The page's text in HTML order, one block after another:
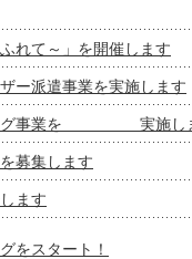
れて～」を開催します
ー派遣事業を実施します
チング事業を 実施し
募集します
ます
をスタート！